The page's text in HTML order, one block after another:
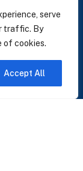
serve
traffic. By
of cookies.
Accept All
lo que importa.